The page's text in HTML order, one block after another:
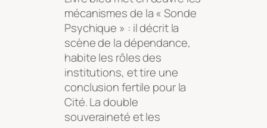
mécanismes de la « Sonde
Psychique » : il décrit la
scène de la dépendance,
habite les rôles des
institutions, et tire une
conclusion fertile pour la
Cité. La double
souveraineté et les